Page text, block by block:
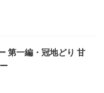
第一編・冠地どり 甘